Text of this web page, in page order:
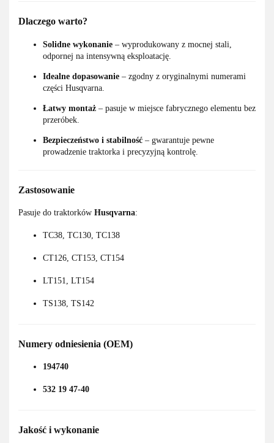
Dlaczego warto?
Solidne wykonanie – wyprodukowany z mocnej stali,
odpornej na intensywną eksploatację.
Idealne dopasowanie – zgodny z oryginalnymi numerami
części Husqvarna.
Łatwy montaż – pasuje w miejsce fabrycznego elementu bez
przeróbek.
Bezpieczeństwo i stabilność – gwarantuje pewne
prowadzenie traktorka i precyzyjną kontrolę.
Zastosowanie
Pasuje do traktorków Husqvarna:
TC38, TC130, TC138
CT126, CT153, CT154
LT151, LT154
TS138, TS142
Numery odniesienia (OEM)
194740
532 19 47-40
Jakość i wykonanie